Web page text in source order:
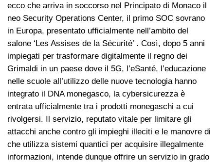
ecco che arriva in soccorso nel Principato di Monaco il
neo Security Operations Center, il primo SOC sovrano
in Europa, presentato ufficialmente nell’ambito del
salone ‘Les Assises de la Sécurité’ . Così, dopo 5 anni
impiegati per trasformare digitalmente il regno dei
Grimaldi in un paese dove il 5G, l’eSanté, l’educazione
nelle scuole all’utilizzo delle nuove tecnologia hanno
integrato il DNA monegasco, la cybersicurezza è
entrata ufficialmente tra i prodotti monegaschi a cui
rivolgersi. Il servizio, reputato vitale per limitare gli
attacchi anche contro gli impieghi illeciti e le manovre di
che utilizza sistemi quantici per acquisire illegalmente
informazioni, intende dunque offrire un servizio in grado